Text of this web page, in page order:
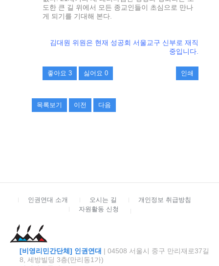
도한 큰 길 위에서 모든 종교인들이 초심으로 만나
게 되기를 기대해 본다.
김대원 위원은 현재 성공회 서울교구 신부로 재직
중입니다.
좋아요 3 싫어요 0 인쇄
목록보기 이전 다음
인권연대 소개 오시는 길
개인정보 취급방침
자원활동 신청
[비영리민간단체] 인권연대 | 04508 서울시 중구 만리재로37길
8, 세방빌딩 3층(만리동1가)